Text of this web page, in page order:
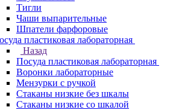
Тигли
Чаши выпарительные
Шпатели фарфоровые
пластиковая лабораторная
Назад
Посуда пластиковая лабораторная
Воронки лабораторные
Мензурки с ручкой
Стаканы низкие без шкалы
Стаканы низкие со шкалой